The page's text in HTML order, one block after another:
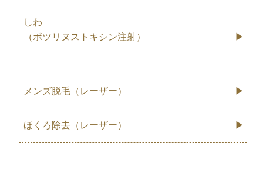
しわ
（ボツリヌストキシン注射）
メンズ脱毛（レーザー）
ほくろ除去（レーザー）